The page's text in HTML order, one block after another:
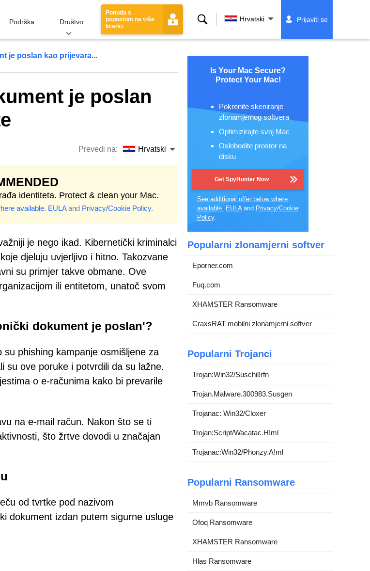
Podrška Društvo
Ponuda s
popustom na više
licenci
Traži Hrvatski Prijaviti se
je poslan kao prijevara...
je poslan
Prevedi na: Hrvatski
identiteta. Protect & clean your Mac.
available. EULAand Privacy/Cookie Policy.
je nego ikad. Kibernetički kriminalci
djeluju uvjerljivo i hitno. Takozvane
su primjer takve obmane. Ove
ili entitetom, unatoč svom
dokument je poslan'?
phishing kampanje osmišljene za
su ove poruke i potvrdili da su lažne.
o e-računima kako bi prevarile
na e-mail račun. Nakon što se ti
što žrtve dovodi u značajan
od tvrtke pod nazivom
dokument izdan putem sigurne usluge
Is Your Mac Secure?
Protect Your Mac!
Pokrenite skeniranje
zlonamjernog softvera
Optimizirajte svoj Mac
Oslobodite prostor na
disku
Get SpyHunter Now
See additional offer below where
available. EULAand Privacy/Cookie
Policy.
Popularni zlonamjerni softver
Eporner.com
Fuq.com
XHAMSTER Ransomware
CraxsRAT mobilni zlonamjerni softver
Popularni Trojanci
Trojan:Win32/Suschil!rfn
Trojan.Malware.300983.Susgen
Trojanac: Win32/Cloxer
Trojan:Script/Wacatac.H!ml
Trojanac:Win32/Phonzy.A!ml
Popularni Ransomware
Mmvb Ransomware
Ofoq Ransomware
XHAMSTER Ransomware
Hlas Ransomware